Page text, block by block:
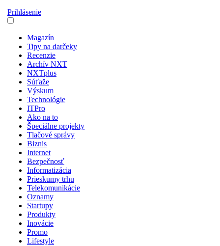
Prihlásenie
Magazín
Tipy na darčeky
Recenzie
Archív NXT
NXTplus
Súťaže
Výskum
Technológie
ITPro
Ako na to
Špeciálne projekty
Tlačové správy
Biznis
Internet
Bezpečnosť
Informatizácia
Prieskumy trhu
Telekomunikácie
Oznamy
Startupy
Produkty
Inovácie
Promo
Lifestyle